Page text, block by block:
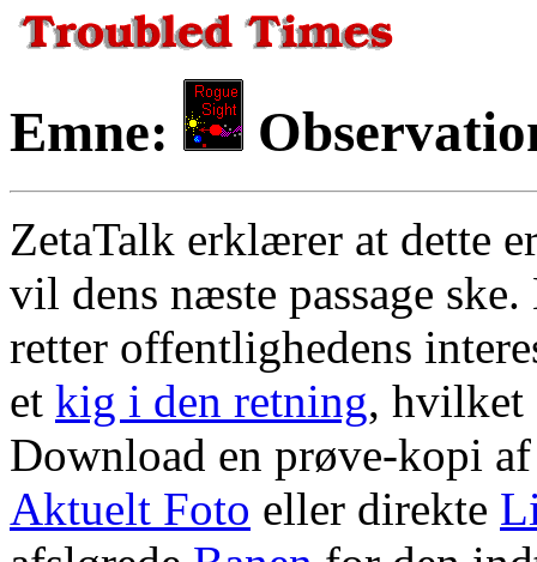
Emne:
ZetaTalk erklærer at dette
vil dens næste passage
retter offentlighedens
et kig i den retning, hvilket
Download en prøve-kopi
Aktuelt Foto eller direkte